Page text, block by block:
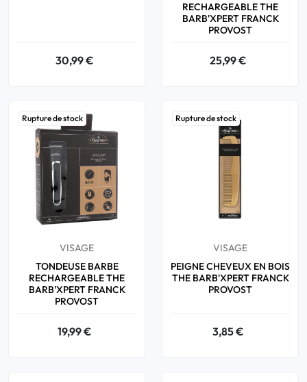
30,99 €
RECHARGEABLE THE
BARB'XPERT FRANCK
PROVOST
25,99 €
Rupture de stock
VISAGE
TONDEUSE BARBE
RECHARGEABLE THE
BARB'XPERT FRANCK
PROVOST
19,99 €
Rupture de stock
VISAGE
PEIGNE CHEVEUX EN BOIS
THE BARB'XPERT FRANCK
PROVOST
3,85 €